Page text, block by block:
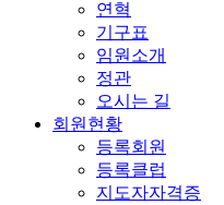
연혁
기구표
임원소개
정관
오시는 길
회원현황
등록회원
등록클럽
지도자자격증